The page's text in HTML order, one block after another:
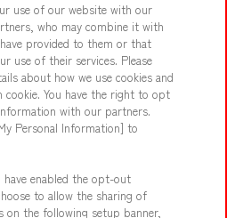
ビリティ サイトポリシー
ェブアクセシビリティ方針と検証結果
針 よくあるご質問・お問い合わせ
use of our website with our
who may combine it with
provided to them or that
use of their services. Please
about how we use cookies and
You have the right to opt
with our partners.
Personal Information] to
have enabled the opt-out
to allow the sharing of
on the following setup banner,